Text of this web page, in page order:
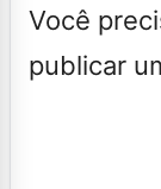
Você
publicar